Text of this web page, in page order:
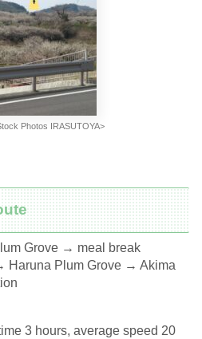
Photos IRASUTOYA>
Grove → meal break
Haruna Plum Grove → Akima
3 hours, average speed 20